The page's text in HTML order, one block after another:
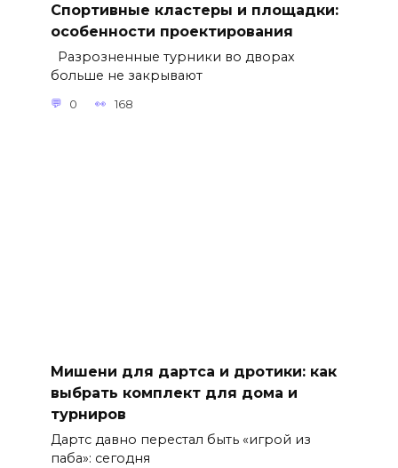
Спортивные кластеры и площадки:
особенности проектирования
Разрозненные турники во дворах
больше не закрывают
0 168
Мишени для дартса и дротики: как
выбрать комплект для дома и
турниров
Дартс давно перестал быть «игрой из
паба»: сегодня